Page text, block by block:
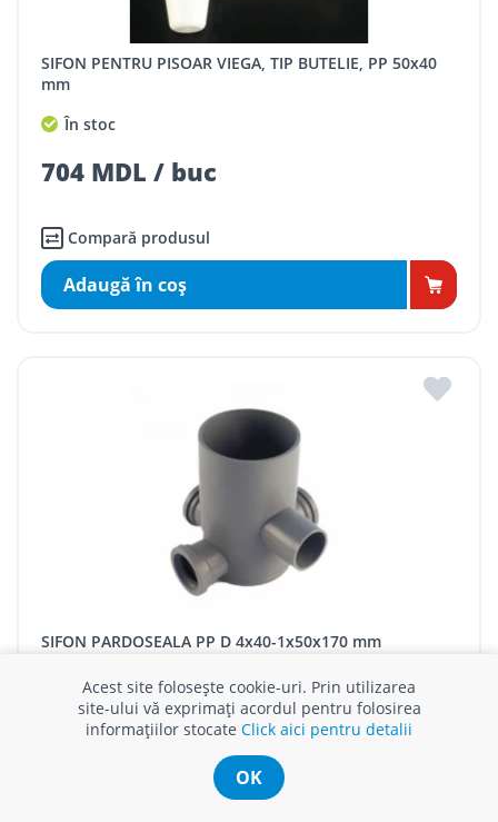
SIFON PENTRU PISOAR VIEGA, TIP BUTELIE, PP 50x40
mm
În stoc
704 MDL / buc
Compară produsul
Adaugă în coş
SIFON PARDOSEALA PP D 4x40-1x50x170 mm
În stoc
187 MDL / buc
Acest site folosește cookie-uri. Prin utilizarea
site-ului vă exprimați acordul pentru folosirea
informațiilor stocate Click aici pentru detalii
OK